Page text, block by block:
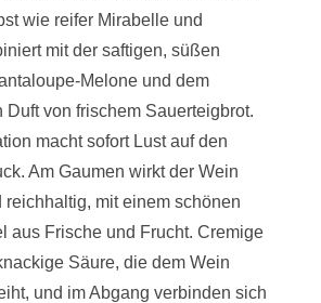
wie reifer Mirabelle und
mit der saftigen, süßen
Melone und dem
Duft von frischem Sauerteigbrot.
macht sofort Lust auf den
Am Gaumen wirkt der Wein
mit einem schönen
aus Frische und Frucht. Cremige
Säure, die dem Wein
und im Abgang verbinden sich